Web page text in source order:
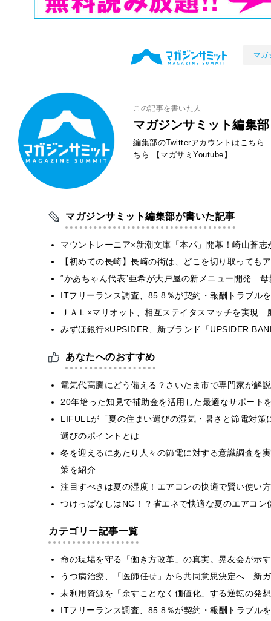
マガ
この記事を書いた人
マガジンサミット編集部
編集部のTwitterアカウントはこちら
ちら
【マガサミYoutube】
マガジンサミット編集部が書いた記事
マウントレーニア×新潮文庫「本パ」開幕！崎山蒼
【初めての長崎】長崎の街は、どこを切り取って
“かあちゃん代表”亜希が大戸屋の新メニュー開発
ITフリーランス調査、85.8％が契約・報酬トラブ
ＪＡＬ×マリオット、相互ステイタスマッチを実
みずほ銀行×UPSIDER、新ブランド「UPSIDER
あなたへのおすすめ
電気代高騰にどう備える？さいたま市で専門家が解
20年培った知見で補助金を活用した最適なサポート
LIFULLが「夏の住まい選びの湿気・暑さと節電対
選びのポイントとは
冬を迎えるにあたり人々の節電に対する意識調査を
策を紹介
注目すべきは夏の湿度！エアコンの快適で賢い使い
つけっぱなしはNG！？省エネで快適な夏のエアコ
カテゴリー記事一覧
命の現場を守る「働き方改革」の真実。晃友会が示
うつ病治療、「医師任せ」から共同意思決定へ 新
未利用資源を「余すことなく価値化」する逆転の発
ITフリーランス調査、85.8％が契約・報酬トラブ